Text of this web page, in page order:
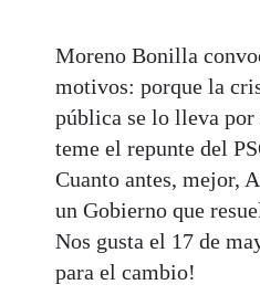
Moreno Bonilla
motivos: porque la
pública se lo lleva por
teme el repunte del
Cuanto antes, mejor,
un Gobierno que
Nos gusta el 17 de
para el cambio!